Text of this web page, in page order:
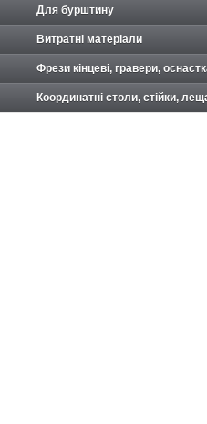
Для бурштину
Витратні матеріали
Фрези кінцеві, гравери,
Координатні столи, стійки,